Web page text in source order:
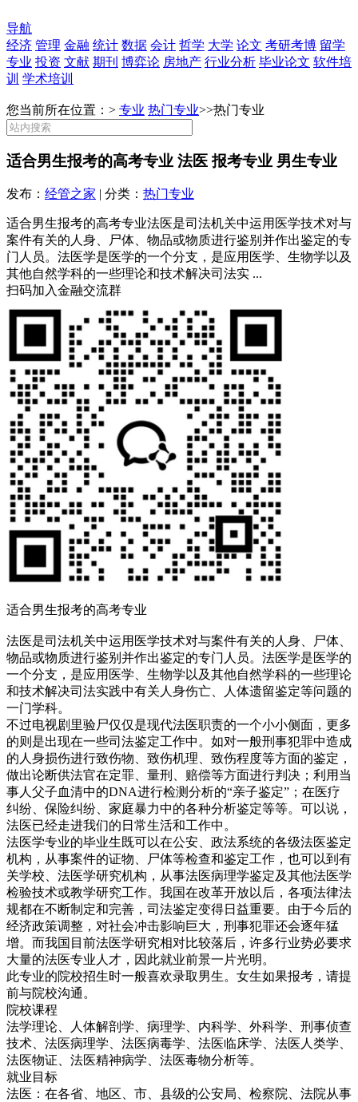
导航
经济 管理 金融 统计 数据 会计 哲学 大学 论文 考研考博 留学
专业 投资 文献 期刊 博弈论 房地产 行业分析 毕业论文 软件培
训 学术培训
您当前所在位置：> 专业 热门专业>>热门专业
适合男生报考的高考专业 法医 报考专业 男生专业
发布： 经管之家 | 分类： 热门专业
适合男生报考的高考专业法医是司法机关中运用医学技术对与
案件有关的人身、尸体、物品或物质进行鉴别并作出鉴定的专
门人员。法医学是医学的一个分支，是应用医学、生物学以及
其他自然学科的一些理论和技术解决司法实 ...
扫码加入金融交流群
适合男生报考的高考专业
法医是司法机关中运用医学技术对与案件有关的人身、尸体、
物品或物质进行鉴别并作出鉴定的专门人员。法医学是医学的
一个分支，是应用医学、生物学以及其他自然学科的一些理论
和技术解决司法实践中有关人身伤亡、人体遗留鉴定等问题的
一门学科。
不过电视剧里验尸仅仅是现代法医职责的一个小小侧面，更多
的则是出现在一些司法鉴定工作中。如对一般刑事犯罪中造成
的人身损伤进行致伤物、致伤机理、致伤程度等方面的鉴定，
做出论断供法官在定罪、量刑、赔偿等方面进行判决；利用当
事人父子血清中的DNA进行检测分析的“亲子鉴定”；在医疗
纠纷、保险纠纷、家庭暴力中的各种分析鉴定等等。可以说，
法医已经走进我们的日常生活和工作中。
法医学专业的毕业生既可以在公安、政法系统的各级法医鉴定
机构，从事案件的证物、尸体等检查和鉴定工作，也可以到有
关学校、法医学研究机构，从事法医病理学鉴定及其他法医学
检验技术或教学研究工作。我国在改革开放以后，各项法律法
规都在不断制定和完善，司法鉴定变得日益重要。由于今后的
经济政策调整，对社会冲击影响巨大，刑事犯罪还会逐年猛
增。而我国目前法医学研究相对比较落后，许多行业势必要求
大量的法医专业人才，因此就业前景一片光明。
此专业的院校招生时一般喜欢录取男生。女生如果报考，请提
前与院校沟通。
院校课程
法学理论、人体解剖学、病理学、内科学、外科学、刑事侦查
技术、法医病理学、法医病毒学、法医临床学、法医人类学、
法医物证、法医精神病学、法医毒物分析等。
就业目标
法医：在各省、地区、市、县级的公安局、检察院、法院从事